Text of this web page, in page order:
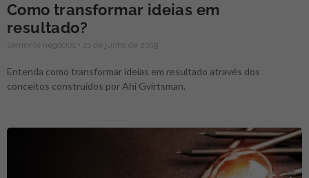
Como transformar ideias em
resultado?
semente negócios 21 de junho de 2019
Entenda como transformar ideias em resultado através dos
conceitos construídos por Ahi Gvirtsman.